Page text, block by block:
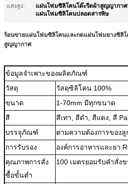
แสงสูง:
แผ่นโฟมซิลิโคนโต๊ะรีดผ้าสูญญากาศ
แผ่นโฟมซิลิโคนปลอดสารพิษ
ร้อนขายแผ่นโฟมซิลิโคนและกดแผ่นโฟมยางซิลิ
สูญญากาศ
ข้อมูลจำเพาะของผลิตภัณฑ์
วัสดุ
วัสดุซิลิโคน 100%
ขนาด
1-70mm มีทุกขนาด
สี
สีเทา, สีดำ, สีแดง, สี
บรรจุุภัณฑ์
ตามความต้องการของลู
การรับรอง
องค์การอาหารและยา
คุณภาพการสั่ง
ซื้อขั้นต่ำ
100 เมตรยอมรับคำสั่ง